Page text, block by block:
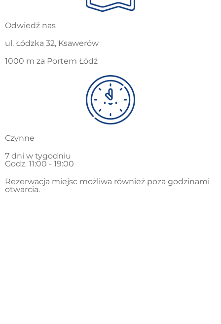
Odwiedź nas
ul. Łódzka 32, Ksawerów
1000 m za Portem Łódź
Czynne
7 dni w tygodniu
Godz. 11:00 - 19:00
Rezerwacja miejsc możliwa również poza godzinami
otwarcia.